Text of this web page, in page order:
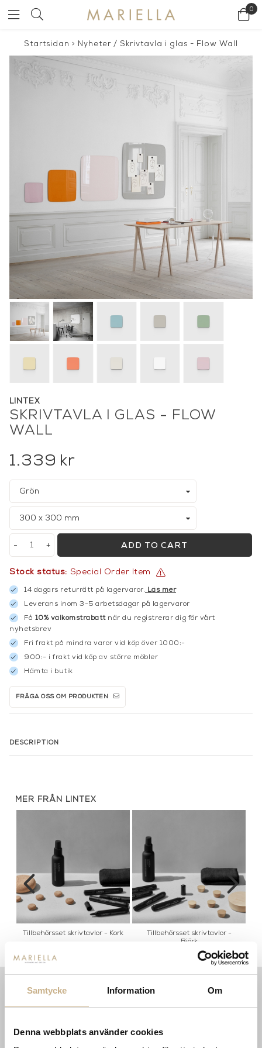
Samtycke Information Om
Denna webbplats använder cookies
0
Startsidan > Nyheter / Skrivtavla i glas - Flow Wall
LINTEX
SKRIVTAVLA I GLAS - FLOW
WALL
1.339 kr
+
- ADD TO CART
Stock status: Special Order Item
14 dagars returrätt på lagervaror. Läs mer
Leverans inom 3-5 arbetsdagar på lagervaror
Få 10% välkomstrabattnär du registrerar dig för vårt
nyhetsbrev
Fri frakt på mindra varor vid köp över 1000:-
900:- i frakt vid köp av större möbler
Hämta i butik
FRÅGA OSS OM PRODUKTEN
DESCRIPTION
MER FRÅN LINTEX
Tillbehörsset skrivtavlor - Kork
Tillbehörsset skrivtavlor -
Björk
Köpvillkor
Om oss
LILLA BROGATAN 9